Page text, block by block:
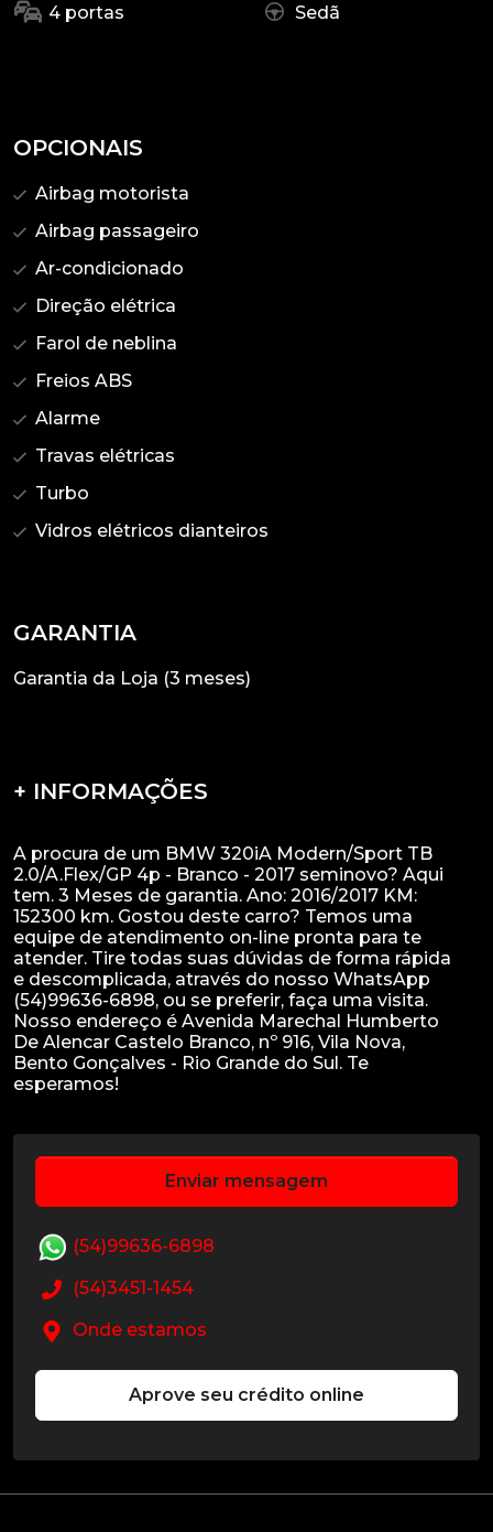
4 portas Sedã
OPCIONAIS
Airbag motorista
Airbag passageiro
Ar-condicionado
Direção elétrica
Farol de neblina
Freios ABS
Alarme
Travas elétricas
Turbo
Vidros elétricos dianteiros
GARANTIA
Garantia da Loja (3 meses)
+ INFORMAÇÕES
A procura de um BMW 320iA Modern/Sport TB
2.0/A.Flex/GP 4p - Branco - 2017 seminovo? Aqui
tem. 3 Meses de garantia. Ano: 2016/2017 KM:
152300 km. Gostou deste carro? Temos uma
equipe de atendimento on-line pronta para te
atender. Tire todas suas dúvidas de forma rápida
e descomplicada, através do nosso WhatsApp
(54)99636-6898, ou se preferir, faça uma visita.
Nosso endereço é Avenida Marechal Humberto
De Alencar Castelo Branco, nº 916, Vila Nova,
Bento Gonçalves - Rio Grande do Sul. Te
Enviar mensagem
(54)99636-6898
(54)3451-1454
Onde estamos
Aprove seu crédito online